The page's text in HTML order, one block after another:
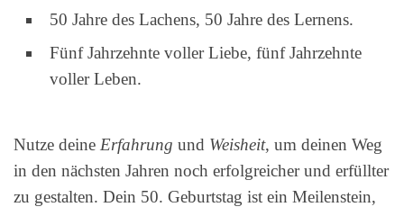
50 Jahre des Lachens, 50 Jahre des Lernens.
Fünf Jahrzehnte voller Liebe, fünf Jahrzehnte
voller Leben.
Nutze deine Erfahrung und Weisheit, um deinen Weg
in den nächsten Jahren noch erfolgreicher und erfüllter
zu gestalten. Dein 50. Geburtstag ist ein Meilenstein,